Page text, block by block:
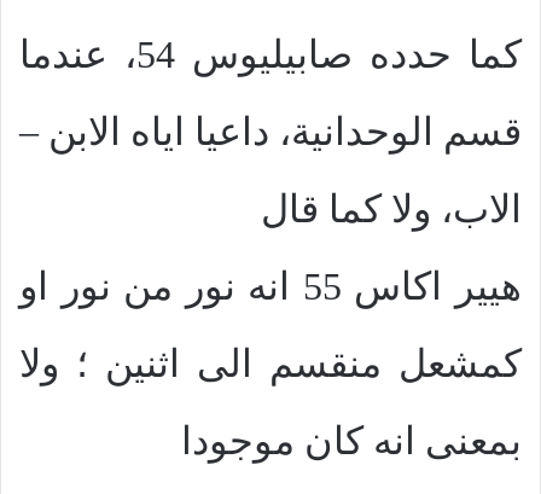
كما حدده صابيليوس 54، عندما
قسم الوحدانية، داعيا اياه الابن –
الاب، ولا كما قال
هيير اكاس 55 انه نور من نور او
كمشعل منقسم الى اثنين ؛ ولا
بمعنى انه كان موجودا